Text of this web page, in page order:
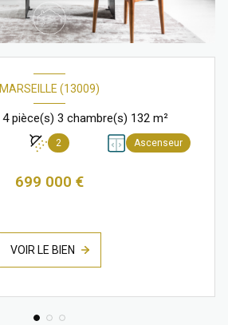
MARSEILLE (13009)
Appartement 4 pièce(s) 3 chambre(s) 132 m²
2 Ascenseur
699 000 €
VOIR LE BIEN